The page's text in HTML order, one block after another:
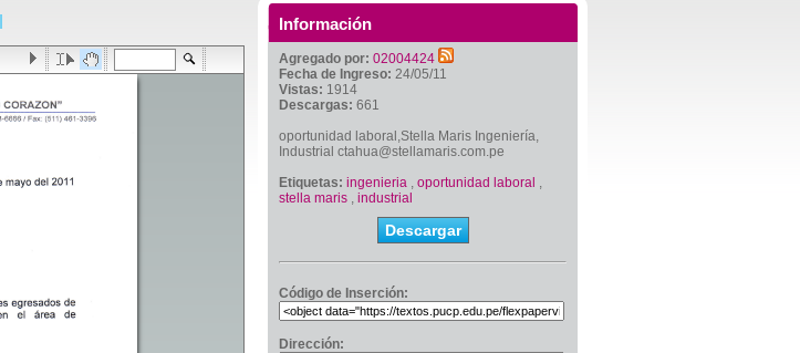
Información
Agregado por: 02004424
Fecha de Ingreso: 24/05/11
Vistas: 1914
Descargas: 661
oportunidad laboral,Stella Maris Ingeniería,
Industrial ctahua@stellamaris.com.pe
Etiquetas: ingenieria , oportunidad laboral ,
stella maris , industrial
Descargar
Código de Inserción:
Dirección: